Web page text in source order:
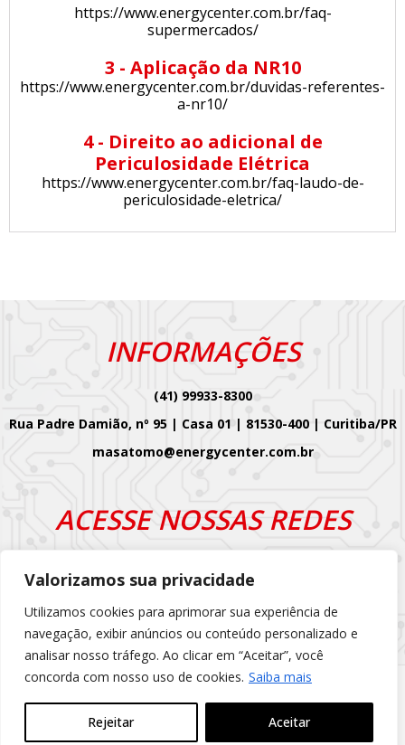
Valorizamos sua privacidade
Utilizamos cookies para aprimorar sua experiência de
navegação, exibir anúncios ou conteúdo personalizado e
analisar nosso tráfego. Ao clicar em “Aceitar”, você
concorda com nosso uso de cookies. Saiba mais
Rejeitar Aceitar
https://www.energycenter.com.br/faq-
supermercados/
3 - Aplicação da NR10
https://www.energycenter.com.br/duvidas-referentes-
a-nr10/
4 - Direito ao adicional de
Periculosidade Elétrica
https://www.energycenter.com.br/faq-laudo-de-
periculosidade-eletrica/
INFORMAÇÕES
(41) 99933-8300
Rua Padre Damião, nº 95 | Casa 01 | 81530-400 | Curitiba/PR
masatomo@energycenter.com.br
ACESSE NOSSAS REDES
Desenvolvido com por
Energy Center ©